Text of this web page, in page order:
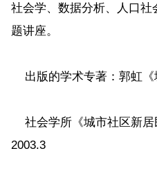
社会学、数据分析、人口
题讲座。
出版的学术专著：郭虹《
社会学所《城市社区新居
2003.3